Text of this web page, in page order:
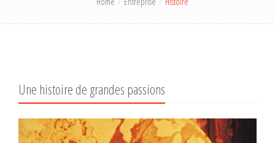
Une histoire de grandes passions